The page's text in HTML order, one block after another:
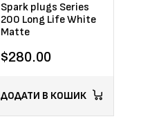
Spark plugs Series
200 Long Life White
Matte
$280.00
ДОДАТИ В КОШИК